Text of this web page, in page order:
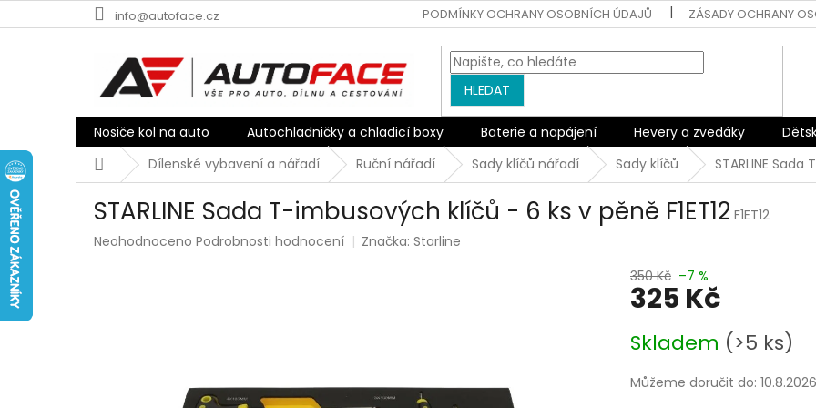
na
info@autoface.cz PODMÍNKY OCHRANY OSOBNÍCH ÚDAJŮ ZÁSADY OCHRANY
HLEDAT
Nosiče kol na auto Autochladničky a chladicí boxy Baterie a napájení Hevery a zvedáky
DomůDílenské vybavení a nářadí Ruční nářadí Sady klíčů nářadí Sady klíčů STARLINE
STARLINE Sada T-imbusových klíčů - 6 ks v pěně F1ET12 F1ET12
Průměrné
Neohodnoceno Podrobnosti hodnocení Značka:Starline
350 Kč –7 %
325 Kč
cena:
Skladem (>5 ks)
Můžeme doručit do: 10.8.2026